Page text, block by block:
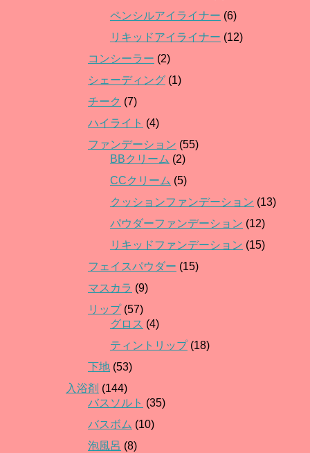
ペンシルアイライナー (6)
リキッドアイライナー (12)
コンシーラー (2)
シェーディング (1)
チーク (7)
ハイライト (4)
ファンデーション (55)
BBクリーム (2)
CCクリーム (5)
クッションファンデーション (13)
パウダーファンデーション (12)
リキッドファンデーション (15)
フェイスパウダー (15)
マスカラ (9)
リップ(57)
グロス (4)
ティントリップ(18)
下地 (53)
入浴剤 (144)
バスソルト (35)
バスボム (10)
泡風呂 (8)